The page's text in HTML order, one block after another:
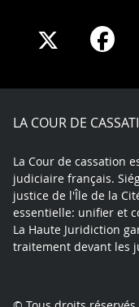
Share
X
LA COUR DE
La Cour de cassation
judiciaire français.
justice de l'Île de la
essentielle: unifier et
La Haute Juridiction
traitement devant les